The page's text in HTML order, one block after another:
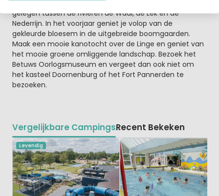
ontdekken. De Betuwe is een streek in Gelderland en is
gelegen tussen de rivieren de Waal, de Lek en de
Nederrijn. In het voorjaar geniet je volop van de
gekleurde bloesem in de uitgebreide boomgaarden.
Maak een mooie kanotocht over de Linge en geniet van
het mooie groene omliggende landschap. Bezoek het
Betuws Oorlogsmuseum en vergeet dan ook niet om
het kasteel Doornenburg of het Fort Pannerden te
bezoeken.
Vergelijkbare CampingsRecent Bekeken
Levendig